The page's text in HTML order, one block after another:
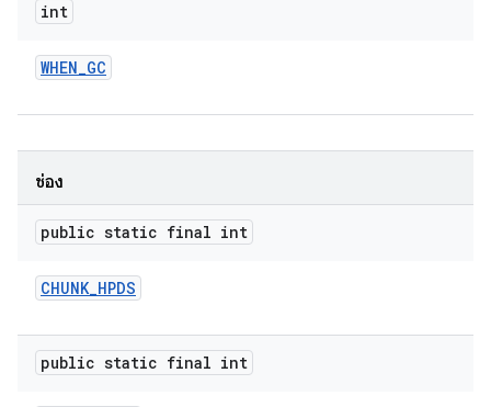
int
WHEN_GC
ช่อง
public static final int
CHUNK_HPDS
public static final int